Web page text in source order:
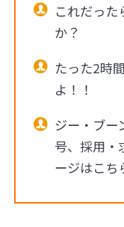
これだっ
か？
たった2時
よ！！
ジー・ブー
号、採用・
ージはこち